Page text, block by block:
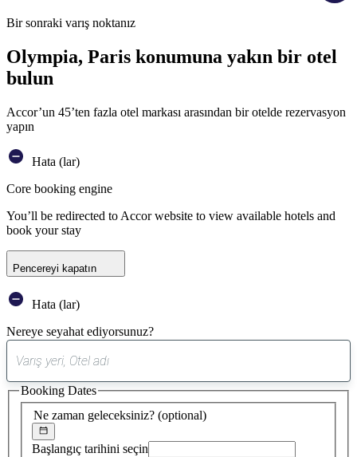
Bir sonraki varış noktanız
Olympia, Paris konumuna yakın bir otel
bulun
Accor’un 45’ten fazla otel markası arasından bir otelde rezervasyon
yapın
Hata (lar)
Core booking engine
You’ll be redirected to Accor website to view available hotels and
book your stay
Pencereyi kapatın
Hata (lar)
Nereye seyahat ediyorsunuz?
öneri
bulundu
Ne zaman geleceksiniz? (optional)
Başlangıç tarihini seçin
Booking Dates